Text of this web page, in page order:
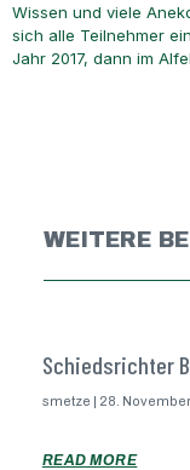
Wissen und viele
sich alle Teilnehmer
Jahr 2017, dann im
WEITERE
Schiedsrichter
smetze 28.
READ MORE